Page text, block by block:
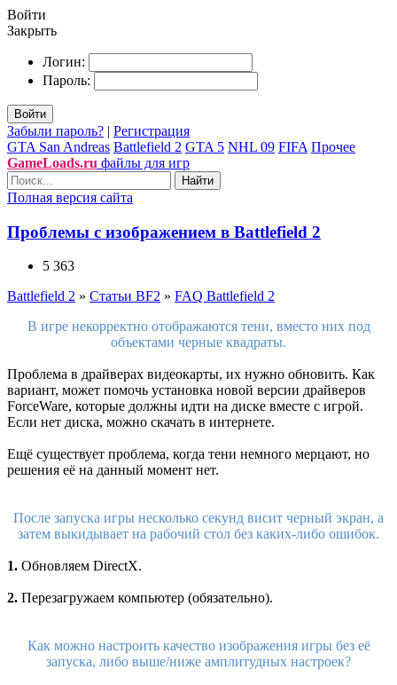
Войти
Закрыть
Логин:
Пароль:
Войти
Забыли пароль? | Регистрация
GTA San Andreas Battlefield 2 GTA 5 NHL 09 FIFA Прочее
GameLoads.ru файлы для игр
Найти
Полная версия сайта
Проблемы с изображением в Battlefield 2
5 363
Battlefield 2 » Статьи BF2 » FAQ Battlefield 2
В игре некорректно отображаются тени, вместо них под
объектами черные квадраты.
Проблема в драйверах видеокарты, их нужно обновить. Как
вариант, может помочь установка новой версии драйверов
ForceWare, которые должны идти на диске вместе с игрой.
Если нет диска, можно скачать в интернете.
Ещё существует проблема, когда тени немного мерцают, но
решения её на данный момент нет.
После запуска игры несколько секунд висит черный экран, а
затем выкидывает на рабочий стол без каких-либо ошибок.
1. Обновляем DirectX.
2. Перезагружаем компьютер (обязательно).
Как можно настроить качество изображения игры без её
запуска, либо выше/ниже амплитудных настроек?